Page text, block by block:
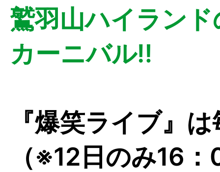
鷲羽山ハイラン
カーニバル‼
『爆笑ライブ』
（※12日のみ16